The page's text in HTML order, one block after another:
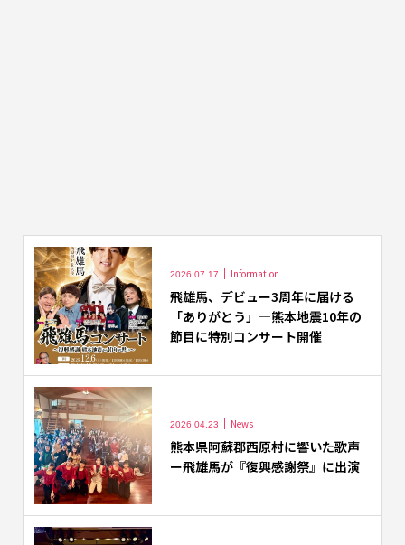
2026.07.17 Information
飛雄馬、デビュー3周年に届ける
「ありがとう」―熊本地震10年の
節目に特別コンサート開催
2026.04.23 News
熊本県阿蘇郡西原村に響いた歌声
ー飛雄馬が『復興感謝祭』に出演